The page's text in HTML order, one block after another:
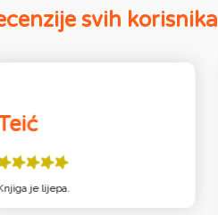
svih korisnika
je lijepa.